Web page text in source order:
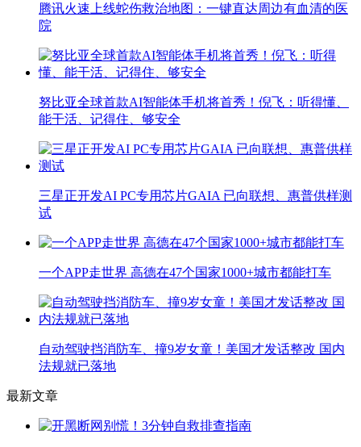
腾讯火速上线蛇伤救治地图：一键直达周边有血清的医
院
努比亚全球首款AI智能体手机将首秀！倪飞：听得懂、
能干活、记得住、够安全
三星正开发AI PC专用芯片GAIA 已向联想、惠普供样测
试
一个APP走世界 高德在47个国家1000+城市都能打车
自动驾驶挡消防车、撞9岁女童！美国才发话整改 国内
法规就已落地
最新文章